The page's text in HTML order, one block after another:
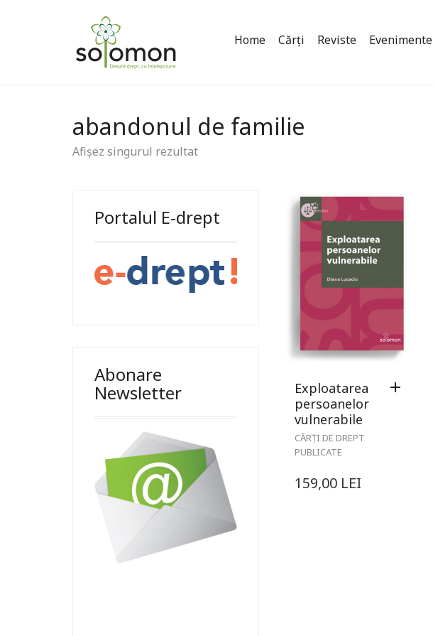
Home Cărți Reviste Evenimente
abandonul de familie
Afișez singurul rezultat
Exploatarea
persoanelor
vulnerabile
CĂRȚI DE DREPT
PUBLICATE
159,00 LEI
Portalul E-drept
Abonare
Newsletter